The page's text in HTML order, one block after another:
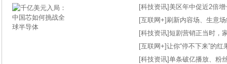
[科技资讯] 美区年中促近2倍
[互联网+] 刷新内容场、生意
[科技资讯]短剧营销正当时，
[互联网+]让你“停不下来”的
[科技资讯]单条破亿播放、粉